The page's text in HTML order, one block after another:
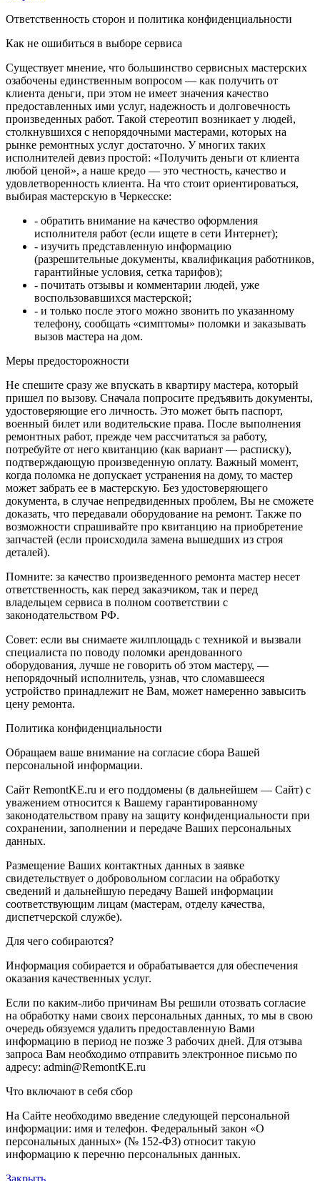
Ответственность сторон и политика конфиденциальности
Как не ошибиться в выборе сервиса
Существует мнение, что большинство сервисных мастерских
озабочены единственным вопросом — как получить от
клиента деньги, при этом не имеет значения качество
предоставленных ими услуг, надежность и долговечность
произведенных работ. Такой стереотип возникает у людей,
столкнувшихся с непорядочными мастерами, которых на
рынке ремонтных услуг достаточно. У многих таких
исполнителей девиз простой: «Получить деньги от клиента
любой ценой», а наше кредо — это честность, качество и
удовлетворенность клиента. На что стоит ориентироваться,
выбирая мастерскую в Черкесске:
- обратить внимание на качество оформления
исполнителя работ (если ищете в сети Интернет);
- изучить представленную информацию
(разрешительные документы, квалификация работников,
гарантийные условия, сетка тарифов);
- почитать отзывы и комментарии людей, уже
воспользовавшихся мастерской;
- и только после этого можно звонить по указанному
телефону, сообщать «симптомы» поломки и заказывать
вызов мастера на дом.
Меры предосторожности
Не спешите сразу же впускать в квартиру мастера, который
пришел по вызову. Сначала попросите предъявить документы,
удостоверяющие его личность. Это может быть паспорт,
военный билет или водительские права. После выполнения
ремонтных работ, прежде чем рассчитаться за работу,
потребуйте от него квитанцию (как вариант — расписку),
подтверждающую произведенную оплату. Важный момент,
когда поломка не допускает устранения на дому, то мастер
может забрать ее в мастерскую. Без удостоверяющего
документа, в случае непредвиденных проблем, Вы не сможете
доказать, что передавали оборудование на ремонт. Также по
возможности спрашивайте про квитанцию на приобретение
запчастей (если происходила замена вышедших из строя
деталей).
Помните: за качество произведенного ремонта мастер несет
ответственность, как перед заказчиком, так и перед
владельцем сервиса в полном соответствии с
законодательством РФ.
Совет: если вы снимаете жилплощадь с техникой и вызвали
специалиста по поводу поломки арендованного
оборудования, лучше не говорить об этом мастеру, —
непорядочный исполнитель, узнав, что сломавшееся
устройство принадлежит не Вам, может намеренно завысить
цену ремонта.
Политика конфиденциальности
Обращаем ваше внимание на согласие сбора Вашей
персональной информации.
Сайт RemontKE.ru и его поддомены (в дальнейшем — Сайт) с
уважением относится к Вашему гарантированному
законодательством праву на защиту конфиденциальности при
сохранении, заполнении и передаче Ваших персональных
данных.
Размещение Ваших контактных данных в заявке
свидетельствует о добровольном согласии на обработку
сведений и дальнейшую передачу Вашей информации
соответствующим лицам (мастерам, отделу качества,
диспетчерской службе).
Для чего собираются?
Информация собирается и обрабатывается для обеспечения
оказания качественных услуг.
Если по каким-либо причинам Вы решили отозвать согласие
на обработку нами своих персональных данных, то мы в свою
очередь обязуемся удалить предоставленную Вами
информацию в период не позже 3 рабочих дней. Для отзыва
запроса Вам необходимо отправить электронное письмо по
адресу: admin@RemontKE.ru
Что включают в себя сбор
На Сайте необходимо введение следующей персональной
информации: имя и телефон. Федеральный закон «О
персональных данных» (№ 152-ФЗ) относит такую
информацию к перечню персональных данных.
Закрыть